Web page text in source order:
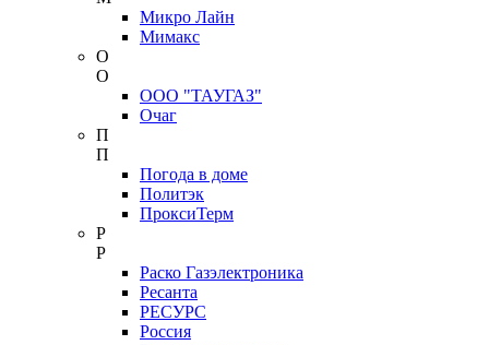
Микро Лайн
Мимакс
О
О
ООО "ТАУГАЗ"
Очаг
П
П
Погода в доме
Политэк
ПроксиТерм
Р
Р
Раско Газэлектроника
Ресанта
РЕСУРС
Россия